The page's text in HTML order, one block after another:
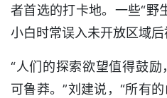
者首选的打卡地。一些“野
小白时常误入未开放区域后
“人们的探索欲望值得鼓
可鲁莽。”刘建说，“所有